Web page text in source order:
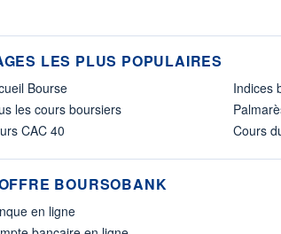
LES PLUS POPULAIRES
Bourse
les cours boursiers
CAC 40
Indices
Cours
BOURSOBANK
en ligne